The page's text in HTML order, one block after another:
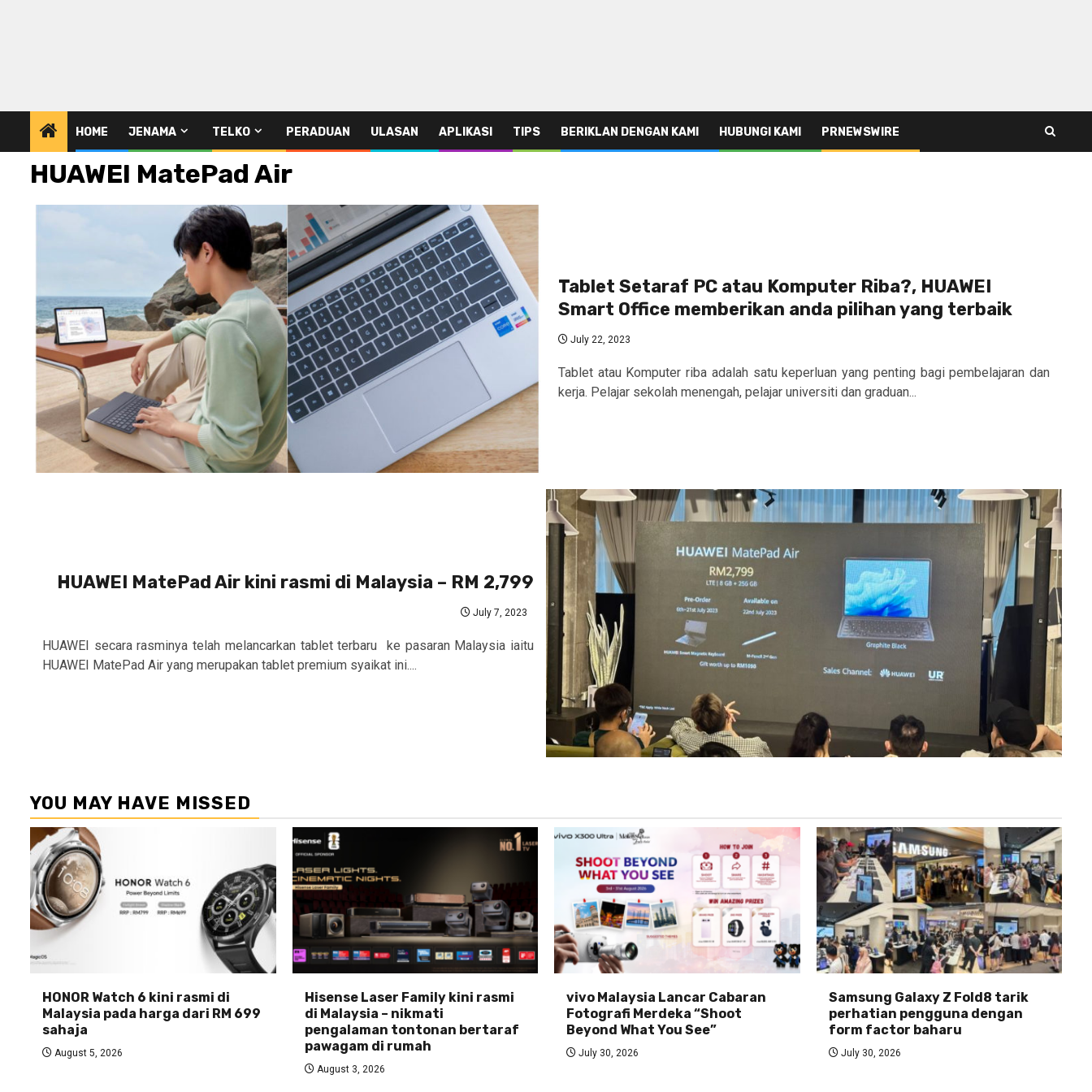
HOME JENAMA TELKO PERADUAN ULASAN APLIKASI TIPS BERIKLAN DENGAN KAMI HUBUNGI KAMI PRNEWSWIRE
HUAWEI MatePad Air
Tablet Setaraf PC atau Komputer Riba?, HUAWEI
Smart Office memberikan anda pilihan yang terbaik
July 22, 2023
Tablet atau Komputer riba adalah satu keperluan yang penting bagi pembelajaran dan
kerja. Pelajar sekolah menengah, pelajar universiti dan graduan...
HUAWEI MatePad Air kini rasmi di Malaysia – RM 2,799
July 7, 2023
HUAWEI secara rasminya telah melancarkan tablet terbaru ke pasaran Malaysia iaitu
HUAWEI MatePad Air yang merupakan tablet premium syaikat ini....
YOU MAY HAVE MISSED
HONOR Watch 6 kini rasmi di
Malaysia pada harga dari RM 699
sahaja
August 5, 2026
Hisense Laser Family kini rasmi
di Malaysia – nikmati
pengalaman tontonan bertaraf
pawagam di rumah
August 3, 2026
vivo Malaysia Lancar Cabaran
Fotografi Merdeka “Shoot
Beyond What You See”
July 30, 2026
Samsung Galaxy Z Fold8 tarik
perhatian pengguna dengan
form factor baharu
July 30, 2026